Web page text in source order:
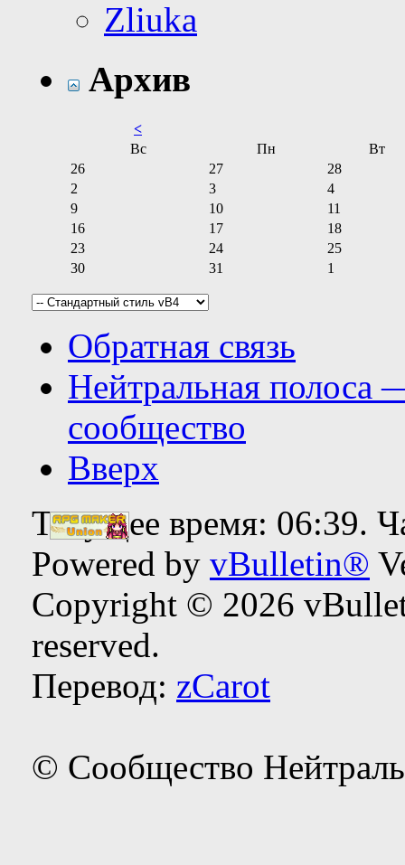
Zliuka
Архив
<
Вс
Пн
Вт
26
27
28
2
3
4
9
10
11
16
17
18
23
24
25
30
31 1
Обратная связь
Нейтральная полоса
сообщество
Вверх
Текущее время: 06:39.
Powered by vBulletin®
Copyright © 2026
reserved.
Перевод: zCarot
© Сообщество